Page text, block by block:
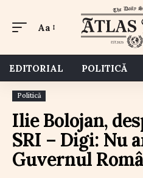
Aa
EDITORIAL POLITICĂ
Politică
Ilie Bolojan,
SRI – Digi: Nu
Guvernul